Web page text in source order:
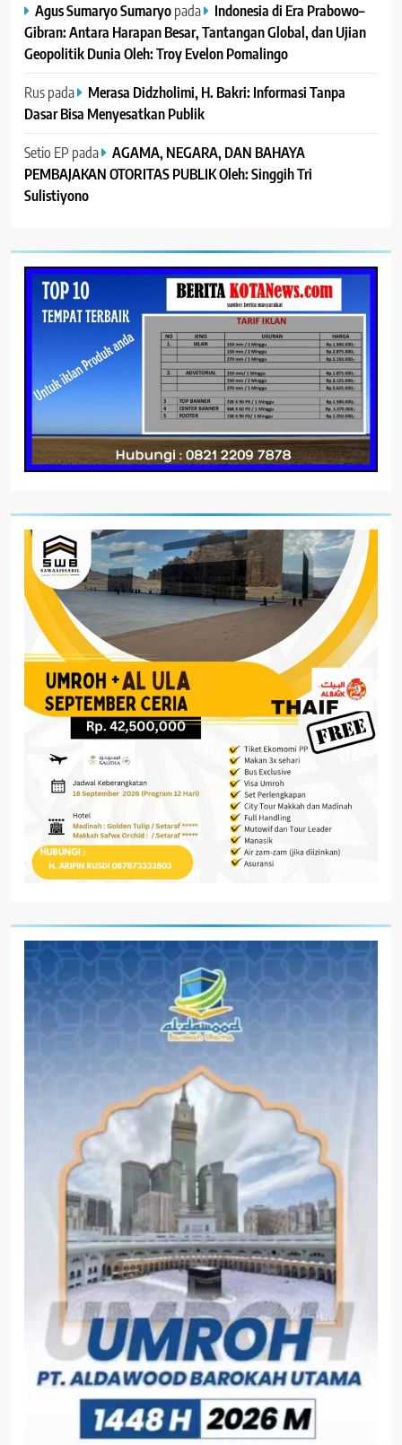
Agus Sumaryo Sumaryopada
Indonesia di Era Prabowo–
Gibran: Antara Harapan Besar, Tantangan Global, dan Ujian
Geopolitik Dunia Oleh: Troy Evelon Pomalingo
Ruspada
Merasa Didzholimi, H. Bakri: Informasi Tanpa
Dasar Bisa Menyesatkan Publik
Setio EP pada
AGAMA, NEGARA, DAN BAHAYA
PEMBAJAKAN OTORITAS PUBLIK Oleh: Singgih Tri
Sulistiyono